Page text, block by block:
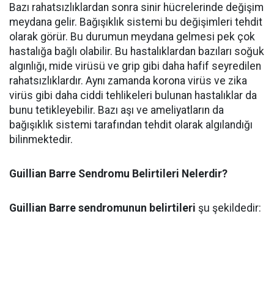
Bazı rahatsızlıklardan sonra sinir hücrelerinde değişim
meydana gelir. Bağışıklık sistemi bu değişimleri tehdit
olarak görür. Bu durumun meydana gelmesi pek çok
hastalığa bağlı olabilir. Bu hastalıklardan bazıları soğuk
algınlığı, mide virüsü ve grip gibi daha hafif seyredilen
rahatsızlıklardır. Aynı zamanda korona virüs ve zika
virüs gibi daha ciddi tehlikeleri bulunan hastalıklar da
bunu tetikleyebilir. Bazı aşı ve ameliyatların da
bağışıklık sistemi tarafından tehdit olarak algılandığı
bilinmektedir.
Guillian Barre Sendromu Belirtileri Nelerdir?
Guillian Barre sendromunun belirtileri şu şekildedir: